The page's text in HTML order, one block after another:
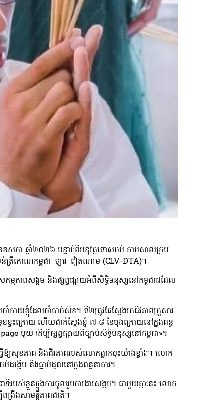
សភា ឆ្នាំ២០២៦ បន្ទាប់ពីអនុវត្តទោសចប់ តាមសាលក្រម
ត្រីកោណកម្ពុជា–ឡាវ–វៀតណាម (CLV-DTA)។
មភាពសង្គម និងផ្សព្វផ្សាយអំពីសិទ្ធិមនុស្សនៅកម្ពុជាដដែល
ាយខ្ញុំដែលចាំបាច់សិន។ ទី២ត្រូវតែស្វែងរកជីវភាពគ្រួសារ
ខ្វះក្រោយ ហើយជាក់ស្តែងខ្ញុំ ៧ ៨ ខែចុងក្រោយនៅក្នុងពន្ធ
page មួយ ដើម្បីផ្សព្វផ្សាយពីច្បាប់សិទ្ធិមនុស្សនៅកម្ពុជា»។
វើឱ្យសុខភាព និងជីវភាពរបស់លោកធ្លាក់ចុះយ៉ាងខ្លាំង។ លោក
ហើម និងធ្លាប់ដួលនៅក្នុងពន្ធនាគារ។
បស់ខ្លួនក្នុងការចូលរួមការងារសង្គម។ ជាមួយគ្នានេះ លោក
ង្រឹងសាមគ្គីភាពជាតិ។